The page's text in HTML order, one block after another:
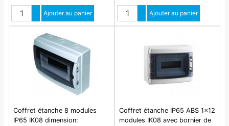
QuantitéAugmenter quantité
Diminuer quantité
Ajouter au panier QuantitéAugmenter quantité
Diminuer quantité
Ajouter au panier
Coffret étanche 8 modules
IP65 IK08 dimension:
Coffret étanche IP65 ABS 1x12
modules IK08 avec bornier de